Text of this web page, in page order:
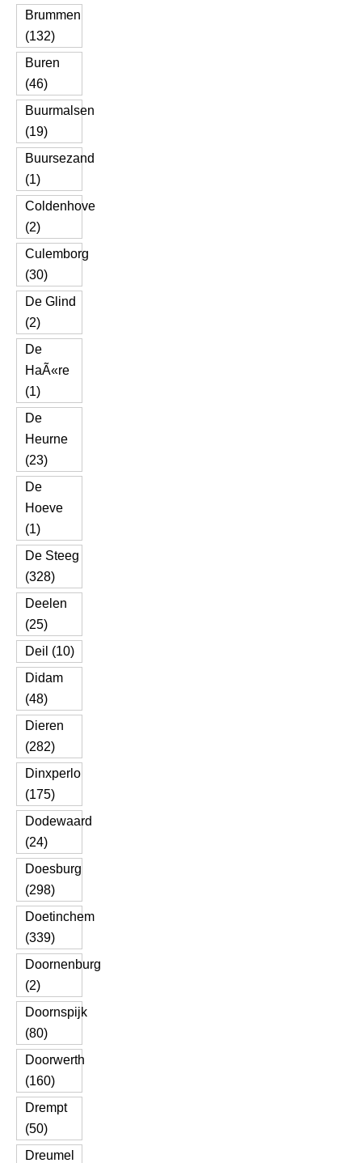
Brummen
(132)
Buren
(46)
Buurmalsen
(19)
Buursezand
(1)
Coldenhove
(2)
Culemborg
(30)
De Glind
(2)
De
HaÃ«re
(1)
De
Heurne
(23)
De
Hoeve
(1)
De Steeg
(328)
Deelen
(25)
Deil (10)
Didam
(48)
Dieren
(282)
Dinxperlo
(175)
Dodewaard
(24)
Doesburg
(298)
Doetinchem
(339)
Doornenburg
(2)
Doornspijk
(80)
Doorwerth
(160)
Drempt
(50)
Dreumel